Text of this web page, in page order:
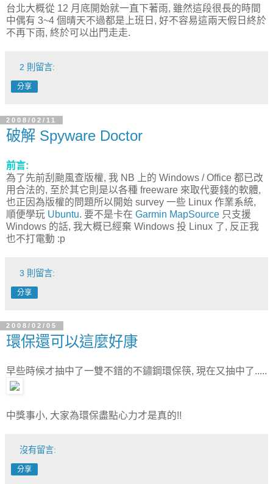
台北大概從 12 月底開始就一直下著雨, 雖然這段很長的時間
中偶有 3~4 個晴天不過都是上班日, 好不容易這兩天假日終於
不再下雨, 終於可以出門走走.
2 則留言:
分享
2008/02/11
破解 Spyware Doctor
前言:
為了先前刮颱風查版權, 我 NB 上的 Windows / Office 都已改
用合法的, 至於其它則是以各種 freeware 來取代要錢的軟體,
也正因為版權的問題所以開始 survey 一些 Linux 作業系統,
順便學玩 Ubuntu. 要不是卡在 Garmin MapSource 只支援
Windows 的話, 我大概已經棄 Windows 投 Linux 了, 反正我
也不打電動 :p
3 則留言:
分享
2008/02/05
環保還可以這麼好康
早些時候才抽中了一雙不錯的不鏽鋼環保筷, 現在又抽中了.....
中獎事小, 大家為環保盡點心力才是真的!!
沒有留言:
分享